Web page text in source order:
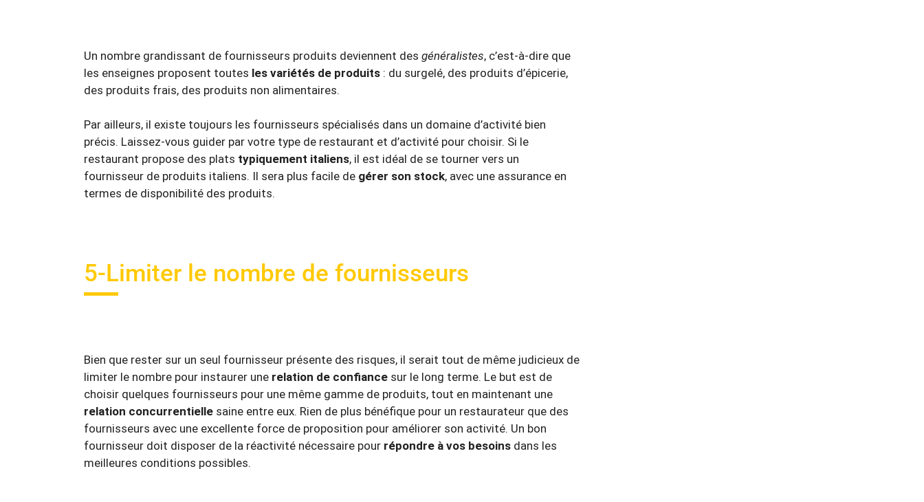
Un nombre grandissant de fournisseurs produits deviennent des généralistes, c’est-à-dire que
les enseignes proposent toutes les variétés de produits : du surgelé, des produits d’épicerie,
des produits frais, des produits non alimentaires.
Par ailleurs, il existe toujours les fournisseurs spécialisés dans un domaine d’activité bien
précis. Laissez-vous guider par votre type de restaurant et d’activité pour choisir. Si le
restaurant propose des plats typiquement italiens, il est idéal de se tourner vers un
fournisseur de produits italiens. Il sera plus facile de gérer son stock, avec une assurance en
termes de disponibilité des produits.
5-Limiter le nombre de fournisseurs
Bien que rester sur un seul fournisseur présente des risques, il serait tout de même judicieux de
limiter le nombre pour instaurer une relation de confiance sur le long terme. Le but est de
choisir quelques fournisseurs pour une même gamme de produits, tout en maintenant une
relation concurrentielle saine entre eux. Rien de plus bénéfique pour un restaurateur que des
fournisseurs avec une excellente force de proposition pour améliorer son activité. Un bon
fournisseur doit disposer de la réactivité nécessaire pour répondre à vos besoins dans les
meilleures conditions possibles.